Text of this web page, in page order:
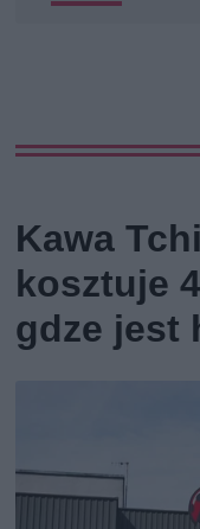
Kawa
kosztuje
gdze jest